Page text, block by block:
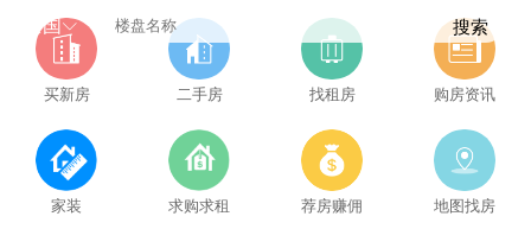
全国 搜索
买新房 二手房 找租房 购房资讯
家装 求购求租 荐房赚佣 地图找房
新康•泊龙湾之夜|明星演唱会邀你来点歌！K歌大
赛劲爆来袭，麦霸速来~
重大喜讯！9月20日北塔西路全线通车，新康•资江
世纪城又新增一条快速出城通道！
大汉滨江国际|24h江岸生活图鉴